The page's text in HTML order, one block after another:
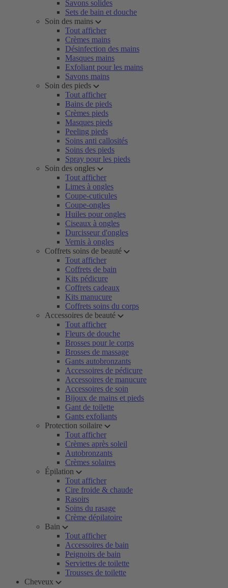
Savons solides
Sets de bain et douche
Soin des mains
Tout afficher
Crèmes mains
Désinfection des mains
Masques mains
Exfoliant pour les mains
Savons mains
Soin des pieds
Tout afficher
Bains de pieds
Crèmes pieds
Masques pieds
Peeling pieds
Soins anti callosités
Soins des pieds
Spray pour les pieds
Soin des ongles
Tout afficher
Limes à ongles
Coupe-cuticules
Coupe-ongles
Huiles pour ongles
Ciseaux à ongles
Durcisseur d'ongles
Vernis à ongles
Coffrets soins de beauté
Tout afficher
Coffrets de bain
Kits pédicure
Coffrets cadeaux
Kits manucure
Coffrets soins du corps
Accessoires de beauté
Tout afficher
Fleurs de douche
Brosses pour le corps
Brosses de massage
Gants autobronzants
Accessoires de pédicure
Accessoires de manucure
Accessoires de soin
Bijoux de mains et pieds
Gant de toilette
Gants exfoliants
Protection soilaire
Tout afficher
Crèmes après soleil
Autobronzants
Crèmes solaires
Épilation
Tout afficher
Cire froide & chaude
Rasoirs
Soins du rasage
Crème dépilatoire
Bain
Tout afficher
Accessoires de bain
Peignoirs de bain
Serviettes de toilette
Trousses de toilette
Cheveux